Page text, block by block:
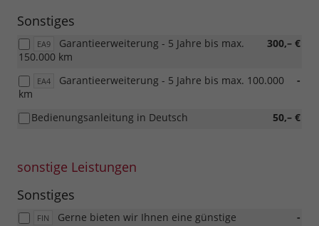
Sonstiges
EA9 300,– €
Garantieerweiterung - 5 Jahre bis max.
150.000 km
EA4 -
Garantieerweiterung - 5 Jahre bis max. 100.000
km
50,– €
Bedienungsanleitung in Deutsch
sonstige Leistungen
Sonstiges
FIN -
Gerne bieten wir Ihnen eine günstige